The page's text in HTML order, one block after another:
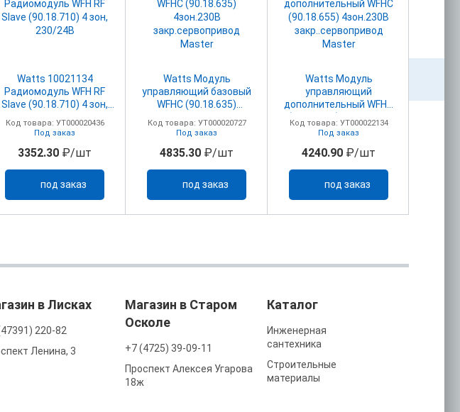
Watts 10021134
Радиомодуль WFH RF
Slave (90.18.710) 4 зон,
Код товара: УТ000020436
Под заказ
3352.30 ₽/шт
под заказ
Watts Модуль
управляющий базовый
WFHC (90.18.635)
закр.сервопривод
Код товара: УТ000020727
Под заказ
4835.30 ₽/шт
под заказ
Watts Модуль
управляющий
дополнительный WFHC
закр..сервопривод
Код товара: УТ000022134
Под заказ
4240.90 ₽/шт
под заказ
в Лисках
220-82
Ленина, 3
Магазин в Старом
Осколе
+7 (4725) 39-09-11
Проспект Алексея Угарова
18ж
Каталог
Инженерная
сантехника
Строительные
материалы